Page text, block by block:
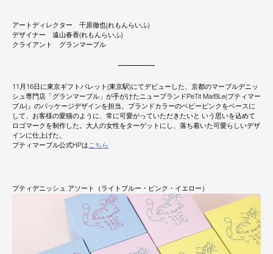
アートディレクター 千原徹也(れもんらいふ)
デザイナー 遠山春香(れもんらいふ)
クライアント グランマーブル
11月16日に東京ギフトパレット(東京駅)にてデビューした、京都のマーブルデニッ
シュ専門店「グランマーブル」が手がけたニューブランドPeTit MarBLe(プティマー
ブル)』のパッケージデザインを担当。ブランドカラーのベビーピンクをベースに
して、お客様の愛猫のように、常に可愛がっていただきたいと いう思いを込めて
ロゴマークを制作した。大人の女性をターゲットにし、落ち着いた可愛らしいデザ
インに仕上げた。
プティマーブル公式HPは こちら
プティデニッシュ アソート（ライトブルー・ピンク・イエロー）